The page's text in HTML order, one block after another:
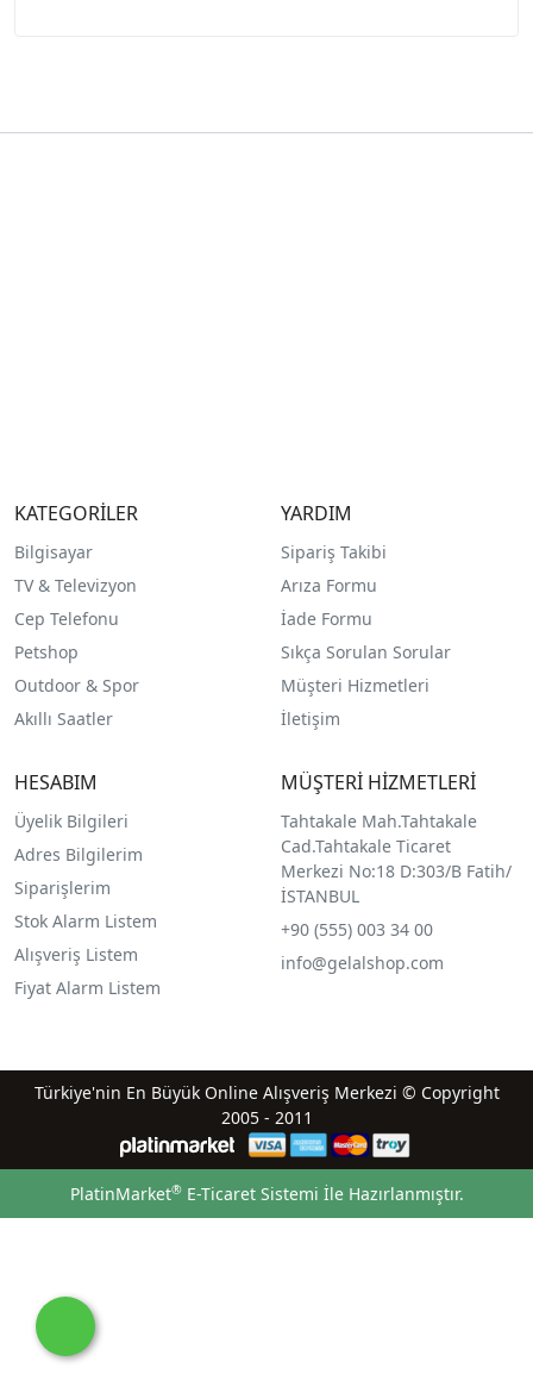
KATEGORİLER
Bilgisayar
TV & Televizyon
Cep Telefonu
Petshop
Outdoor & Spor
Akıllı Saatler
YARDIM
Sipariş Takibi
Arıza Formu
İade Formu
Sıkça Sorulan Sorular
Müşteri Hizmetleri
İletişim
HESABIM
Üyelik Bilgileri
Adres Bilgilerim
Siparişlerim
Stok Alarm Listem
Alışveriş Listem
Fiyat Alarm Listem
MÜŞTERİ HİZMETLERİ
Tahtakale Mah.Tahtakale
Cad.Tahtakale Ticaret
Merkezi No:18 D:303/B Fatih/
İSTANBUL
+90 (555) 003 34 00
info@gelalshop.com
Türkiye'nin En Büyük Online Alışveriş Merkezi © Copyright
2005 - 2011
PlatinMarket®E-Ticaret Sistemi İle Hazırlanmıştır.